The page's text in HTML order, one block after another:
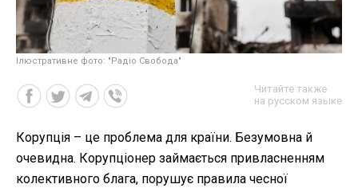
Ілюстративне фото: "Радіо Свобода"
Читайте также
на русском языке
Корупція – це проблема для країни. Безумовна й
очевидна. Корупціонер займається привласненням
колективного блага, порушує правила чесної